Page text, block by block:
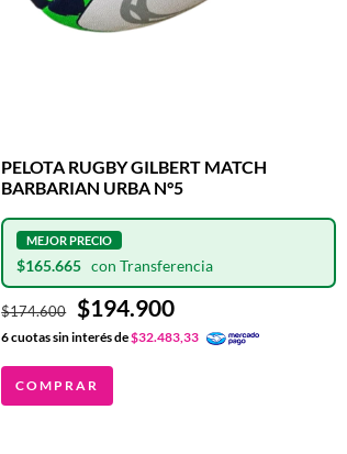
PELOTA RUGBY GILBERT MATCH
BARBARIAN URBA N°5
$174.600 $194.900
$165.665
6cuotas sin interés de$32.483,33
COMPRAR